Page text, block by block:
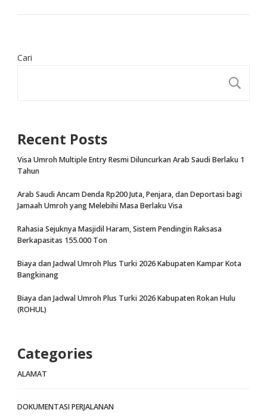
Cari
Recent Posts
Visa Umroh Multiple Entry Resmi Diluncurkan Arab Saudi Berlaku 1
Tahun
Arab Saudi Ancam Denda Rp200 Juta, Penjara, dan Deportasi bagi
Jamaah Umroh yang Melebihi Masa Berlaku Visa
Rahasia Sejuknya Masjidil Haram, Sistem Pendingin Raksasa
Berkapasitas 155.000 Ton
Biaya dan Jadwal Umroh Plus Turki 2026 Kabupaten Kampar Kota
Bangkinang
Biaya dan Jadwal Umroh Plus Turki 2026 Kabupaten Rokan Hulu
(ROHUL)
Categories
ALAMAT
DOKUMENTASI PERJALANAN